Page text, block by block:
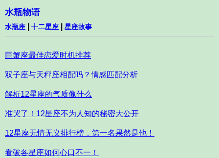
水瓶物语
水瓶座 十二星座 星座故事
巨蟹座最佳恋爱时机推荐
双子座与天秤座相配吗？情感匹配分析
解析12星座的气质像什么
准哭了！12星座不为人知的秘密大公开
12星座无情无义排行榜，第一名果然是他！
看破各星座如何心口不一！